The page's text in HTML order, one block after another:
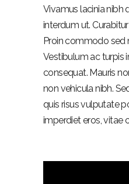
Vivamus lacinia nibh
interdum ut.
Proin commodo sed
Vestibulum ac turpis
consequat. Mauris
non vehicula nibh.
quis risus vulputate
imperdiet eros, vitae